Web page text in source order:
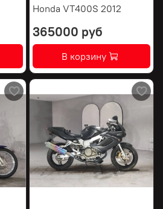
Honda VT400S 2012
365000 руб
В корзину